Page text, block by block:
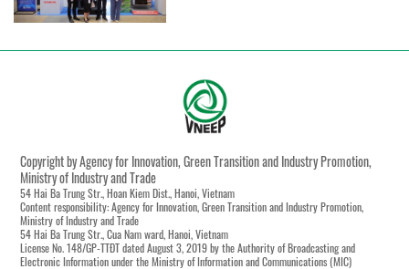
Copyright by Agency for Innovation, Green Transition and Industry Promotion,
Ministry of Industry and Trade
54 Hai Ba Trung Str., Hoan Kiem Dist., Hanoi, Vietnam
Content responsibility: Agency for Innovation, Green Transition and Industry Promotion,
Ministry of Industry and Trade
54 Hai Ba Trung Str., Cua Nam ward, Hanoi, Vietnam
License No. 148/GP-TTĐT dated August 3, 2019 by the Authority of Broadcasting and
Electronic Information under the Ministry of Information and Communications (MIC)